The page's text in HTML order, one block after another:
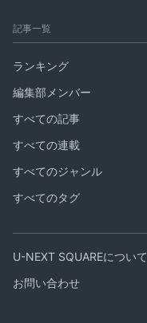
記事一覧
ランキング
編集部メンバー
すべての記事
すべての連載
すべてのジャンル
すべてのタグ
U-NEXT SQUAREについて
お問い合わせ